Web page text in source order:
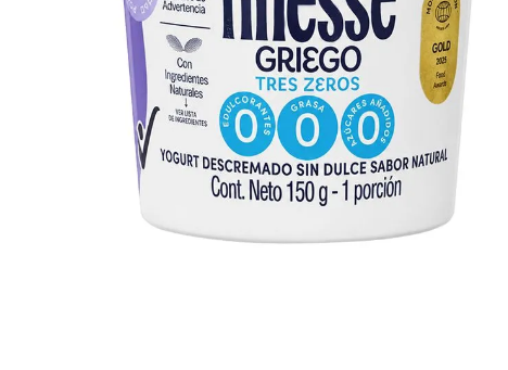
lácteos y refrigerados
vinos y licores
cuidado del bebé
Arroz